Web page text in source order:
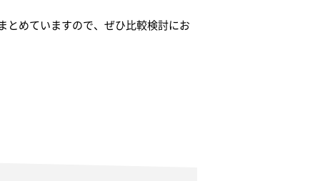
とめていますので、ぜひ比較検討にお